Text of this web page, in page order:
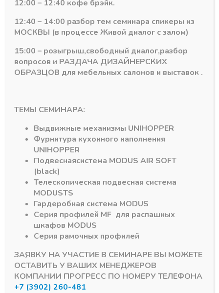
М6 подпятник
М6*20мм, черная
круглая
(500/1500шт)
В наличии
4,49₽
Артикул:
черный рифленный
(1500)
6,39₽
Подпишитесь на рассылку акций
12:00 – 12:40 кофе брэйк.
12:40 – 14:00 разбор тем семинара спикеры из
МОСКВЫ (в процессе Живой диалог с залом)
15:00 – розыгрыш,свободный диалог,разбор
вопросов и РАЗДАЧА ДИЗАЙНЕРСКИХ
ОБРАЗЦОВ для мебельных салонов и выставок .
ТЕМЫ СЕМИНАРА:
Выдвижные механизмы UNIHOPPER
Фурнитура кухонного наполнения
UNIHOPPER
Подвеснаясистема MODUS AIR SOFT
(black)
Телескопическая подвесная система
MODUSTS
Гардеробная система MODUS
Серия профилей MF для распашных
шкафов MODUS
Серия рамочных профилей
ЗАЯВКУ НА УЧАСТИЕ В СЕМИНАРЕ ВЫ МОЖЕТЕ
ОСТАВИТЬ У ВАШИХ МЕНЕДЖЕРОВ
КОМПАНИИ ПРОГРЕСС ПО НОМЕРУ ТЕЛЕФОНА
+7 (3902) 260-481